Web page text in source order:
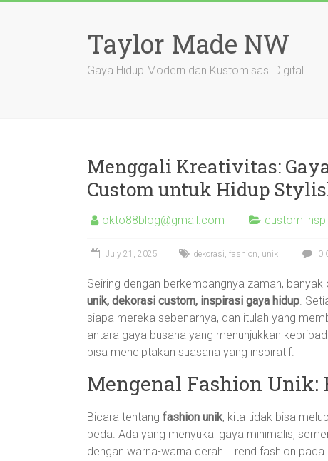
Taylor Made NW
Gaya Hidup Modern dan Kustomisasi Digital
Menggali Kreativitas:
Custom untuk Hidup
okto88blog@gmail.com custom
July 21, 2025 dekorasi, fashion, unik 0
Seiring dengan berkembangnya zaman,
unik, dekorasi custom, inspirasi gaya hidup.
siapa mereka sebenarnya, dan itulah yang
antara gaya busana yang menunjukkan
bisa menciptakan suasana yang inspiratif.
Mengenal Fashion Unik:
Bicara tentang fashion unik, kita tidak bisa
beda. Ada yang menyukai gaya minimalis,
dengan warna-warna cerah. Trend fashion